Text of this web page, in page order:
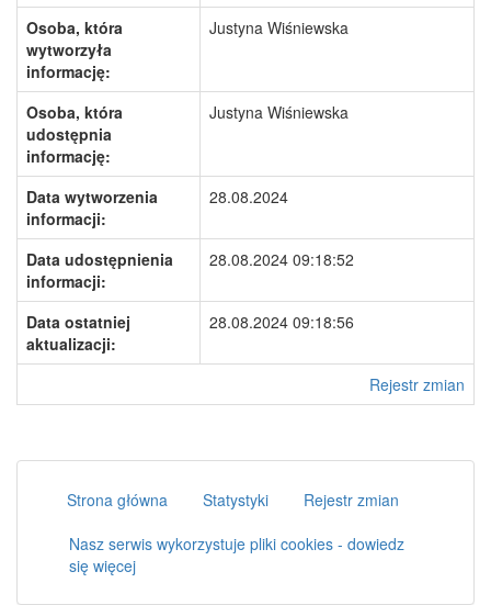
Osoba, która
wytworzyła
informację:
Justyna Wiśniewska
Osoba, która
udostępnia
informację:
Justyna Wiśniewska
Data wytworzenia
informacji:
28.08.2024
Data udostępnienia
informacji:
28.08.2024 09:18:52
Data ostatniej
aktualizacji:
28.08.2024 09:18:56
Rejestr zmian
Strona główna Statystyki
Rejestr zmian
Nasz serwis wykorzystuje pliki cookies - dowiedz
się więcej